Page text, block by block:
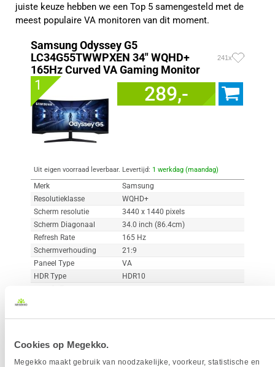
Cookies op Megekko.
Megekko maakt gebruik van noodzakelijke, voorkeur, statistische en
juiste keuze hebben we een Top 5 samengesteld met de
meest populaire VA monitoren van dit moment.
Samsung Odyssey G5
LC34G55TWWPXEN 34" WQHD+
165Hz Curved VA Gaming Monitor
241x
1 289,-
Uit eigen voorraad leverbaar. Levertijd: 1 werkdag (maandag)
Merk
Samsung
Resolutieklasse
WQHD+
Scherm resolutie
3440 x 1440 pixels
Scherm Diagonaal
34.0 inch (86.4cm)
Refresh Rate
165 Hz
Schermverhouding
21:9
Paneel Type
VA
HDR Type
HDR10
Vergelijk product